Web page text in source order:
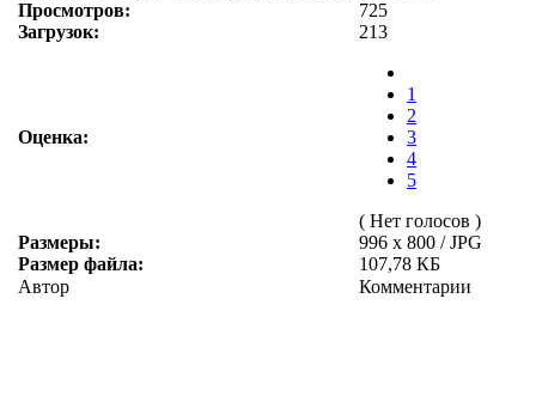
Просмотров:
725
Загрузок:
213
Оценка:
1
2
3
4
5
( Нет голосов )
Размеры:
996 x 800 / JPG
Размер файла:
107,78 КБ
Автор
Комментарии